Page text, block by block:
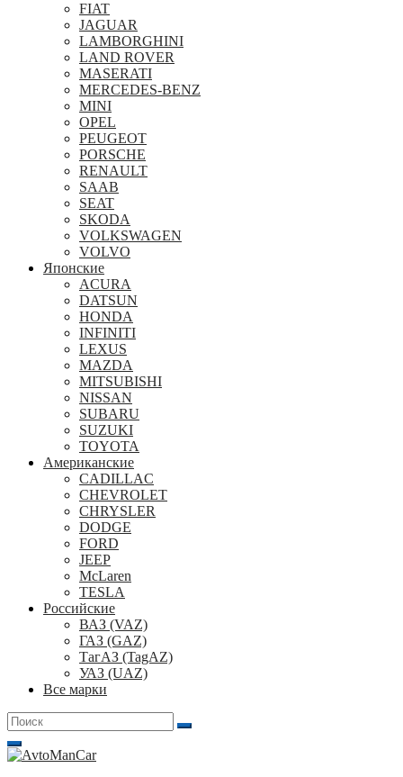
FIAT
JAGUAR
LAMBORGHINI
LAND ROVER
MASERATI
MERCEDES-BENZ
MINI
OPEL
PEUGEOT
PORSCHE
RENAULT
SAAB
SEAT
SKODA
VOLKSWAGEN
VOLVO
Японские
ACURA
DATSUN
HONDA
INFINITI
LEXUS
MAZDA
MITSUBISHI
NISSAN
SUBARU
SUZUKI
TOYOTA
Американские
CADILLAC
CHEVROLET
CHRYSLER
DODGE
FORD
JEEP
McLaren
TESLA
Российские
ВАЗ (VAZ)
ГАЗ (GAZ)
ТагАЗ (TagAZ)
УАЗ (UAZ)
Все марки
Поиск
для: